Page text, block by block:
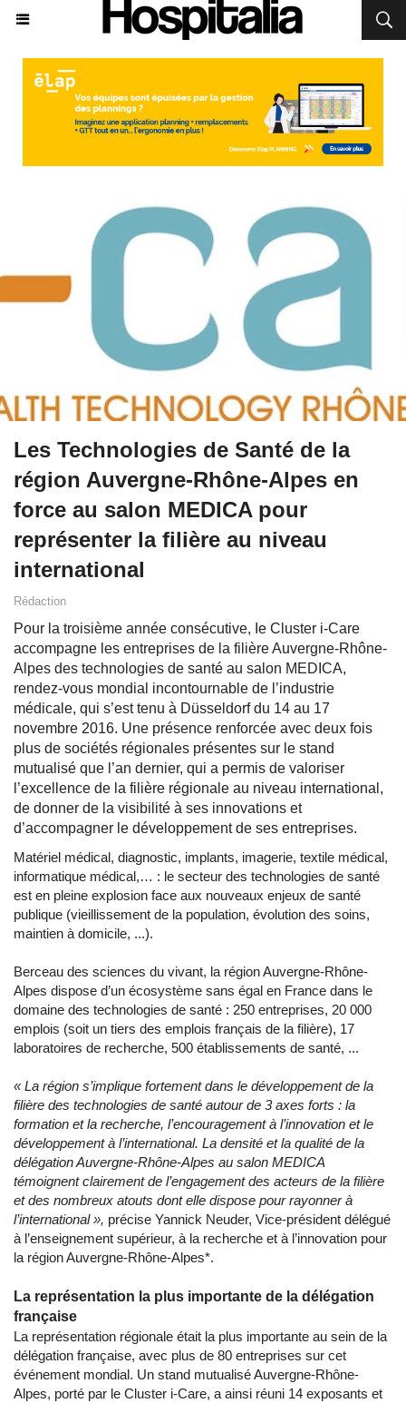
Les Technologies de Santé de la
région Auvergne-Rhône-Alpes en
force au salon MEDICA pour
représenter la filière au niveau
international
Rédaction
Pour la troisième année consécutive, Ie Cluster i-Care
accompagne les entreprises de la filière Auvergne-Rhône-
Alpes des technologies de santé au salon MEDICA,
rendez-vous mondial incontournable de l’industrie
médicale, qui s’est tenu à Düsseldorf du 14 au 17
novembre 2016. Une présence renforcée avec deux fois
plus de sociétés régionales présentes sur le stand
mutualisé que l’an dernier, qui a permis de valoriser
l’excellence de la filière régionale au niveau international,
de donner de la visibilité à ses innovations et
d’accompagner le développement de ses entreprises.
Matériel médical, diagnostic, implants, imagerie, textile médical,
informatique médical,… : le secteur des technologies de santé
est en pleine explosion face aux nouveaux enjeux de santé
publique (vieillissement de la population, évolution des soins,
maintien à domicile, ...).
Berceau des sciences du vivant, la région Auvergne-Rhône-
Alpes dispose d’un écosystème sans égal en France dans le
domaine des technologies de santé : 250 entreprises, 20 000
emplois (soit un tiers des emplois français de la filière), 17
laboratoires de recherche, 500 établissements de santé, ...
« La région s’implique fortement dans le développement de la
filière des technologies de santé autour de 3 axes forts : la
formation et la recherche, l’encouragement à l’innovation et le
développement à l’international. La densité et la qualité de la
délégation Auvergne-Rhône-Alpes au salon MEDICA
témoignent clairement de l’engagement des acteurs de la filière
et des nombreux atouts dont elle dispose pour rayonner à
l’international », précise Yannick Neuder, Vice-président délégué
à l’enseignement supérieur, à la recherche et à l’innovation pour
la région Auvergne-Rhône-Alpes*.
La représentation la plus importante de la délégation
française
La représentation régionale était la plus importante au sein de la
délégation française, avec plus de 80 entreprises sur cet
événement mondial. Un stand mutualisé Auvergne-Rhône-
Alpes, porté par le Cluster i-Care, a ainsi réuni 14 exposants et